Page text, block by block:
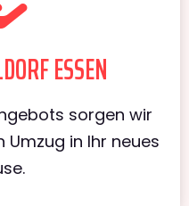
ESSEN
sorgen wir
in Ihr neues